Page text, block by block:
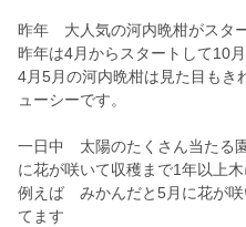
昨年 大人気の河内晩柑がスタ
昨年は4月からスタートして10
4月5月の河内晩柑は見た目もき
ューシーです。
一日中 太陽のたくさん当たる
に花が咲いて収穫まで1年以上木
例えば みかんだと5月に花が
てます